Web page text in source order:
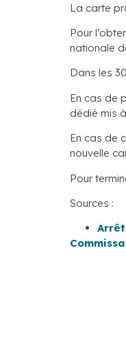
La carte
Pour
nationale
Dans les
En cas de
dédié mis
En cas de
nouvelle
Pour
Sources :